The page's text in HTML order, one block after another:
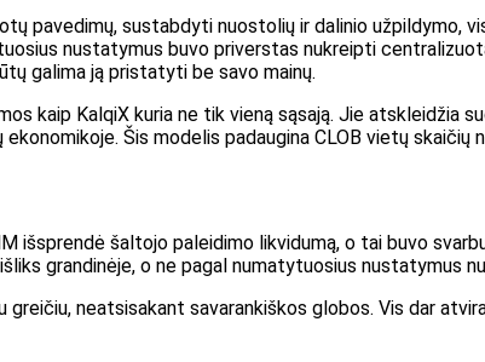
pavedimų, sustabdyti nuostolių ir dalinio užpildymo,
nustatymus buvo priverstas nukreipti
galima ją pristatyti be savo mainų.
kaip KalqiX kuria ne tik vieną sąsają. Jie atskleidžia
Šis modelis padaugina CLOB vietų skaičių
šaltojo paleidimo likvidumą, o tai buvo
grandinėje, o ne pagal numatytuosius nustatymus
neatsisakant savarankiškos globos. Vis dar